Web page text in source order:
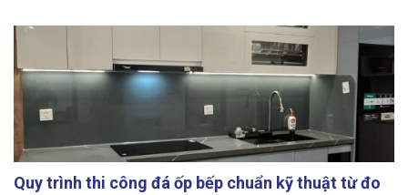
Quy trình thi công đá ốp bếp chuẩn kỹ thuật từ đo